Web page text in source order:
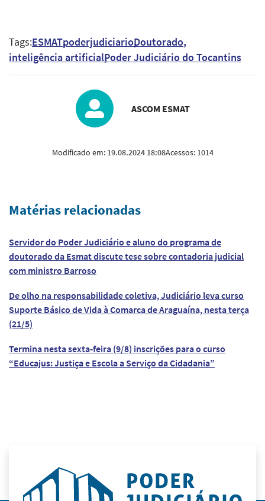
Tags:ESMATpoderjudiciarioDoutorado
inteligência artificialPoder Judiciário do Tocantins
ASCOM ESMAT
Modificado em: 19.08.2024 18:08Acessos: 1014
Matérias relacionadas
Servidor do Poder Judiciário e aluno do programa de
doutorado da Esmat discute tese sobre contadoria judicial
com ministro Barroso
De olho na responsabilidade coletiva, Judiciário leva curso
Suporte Básico de Vida à Comarca de Araguaína, nesta terça
(21/5)
Termina nesta sexta-feira (9/8) inscrições para o curso
“Educajus: Justiça e Escola a Serviço da Cidadania”